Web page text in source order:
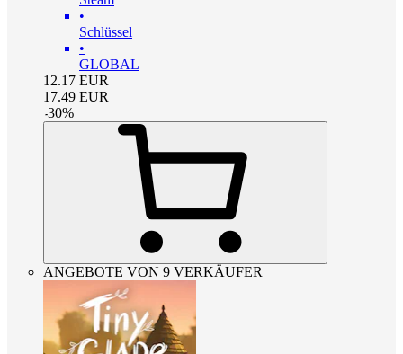
•
Schlüssel
•
GLOBAL
12.17 EUR
17.49 EUR
-30%
ANGEBOTE VON 9 VERKÄUFER